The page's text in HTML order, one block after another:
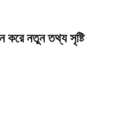
করে নতুন তথ্য সৃষ্টি